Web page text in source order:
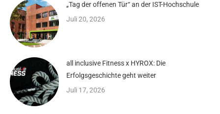
„Tag der offenen Tür“ an der IST-Hochschule
Juli 20, 2026
all inclusive Fitness x HYROX: Die
Erfolgsgeschichte geht weiter
Juli 17, 2026